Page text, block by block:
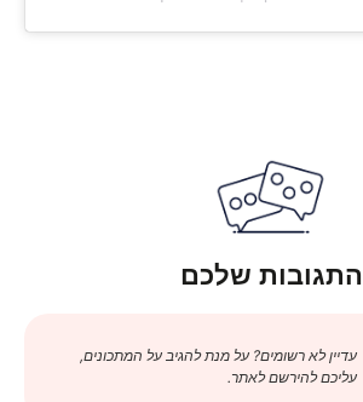
התגובות שלכם
עדיין לא רשומים? על מנת להגיב על המתכונים,
עליכם להירשם לאתר.